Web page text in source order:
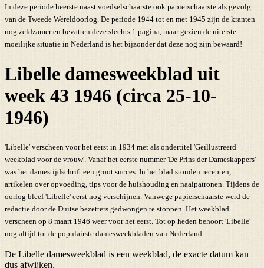
In deze periode heerste naast voedselschaarste ook papierschaarste als gevolg
van de Tweede Wereldoorlog. De periode 1944 tot en met 1945 zijn de kranten
nog zeldzamer en bevatten deze slechts 1 pagina, maar gezien de uiterste
moeilijke situatie in Nederland is het bijzonder dat deze nog zijn bewaard!
Libelle damesweekblad uit
week 43 1946 (circa 25-10-
1946)
'Libelle' verscheen voor het eerst in 1934 met als ondertitel 'Geïllustreerd
weekblad voor de vrouw'. Vanaf het eerste nummer 'De Prins der Dameskappers'
was het damestijdschrift een groot succes. In het blad stonden recepten,
artikelen over opvoeding, tips voor de huishouding en naaipatronen. Tijdens de
oorlog bleef 'Libelle' eerst nog verschijnen. Vanwege papierschaarste werd de
redactie door de Duitse bezetters gedwongen te stoppen. Het weekblad
verscheen op 8 maart 1946 weer voor het eerst. Tot op heden behoort 'Libelle'
nog altijd tot de populairste damesweekbladen van Nederland.
De Libelle damesweekblad is een weekblad, de exacte datum kan
dus afwijken.